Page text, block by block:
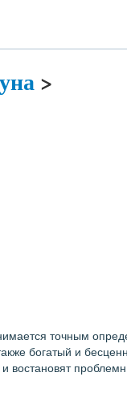
>
точным
богатый и
востановят